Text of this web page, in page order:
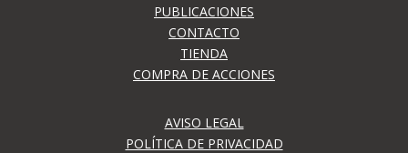
PUBLICACIONES
CONTACTO
TIENDA
COMPRA DE ACCIONES
AVISO LEGAL
POLÍTICA DE PRIVACIDAD